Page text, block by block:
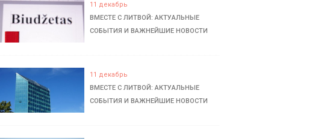
11 декабрь
ВМЕСТЕ С ЛИТВОЙ: АКТУАЛЬНЫЕ
СОБЫТИЯ И ВАЖНЕЙШИЕ НОВОСТИ
11 декабрь
ВМЕСТЕ С ЛИТВОЙ: АКТУАЛЬНЫЕ
СОБЫТИЯ И ВАЖНЕЙШИЕ НОВОСТИ